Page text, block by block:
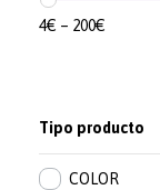
4€ – 200€
Tipo producto
COLOR